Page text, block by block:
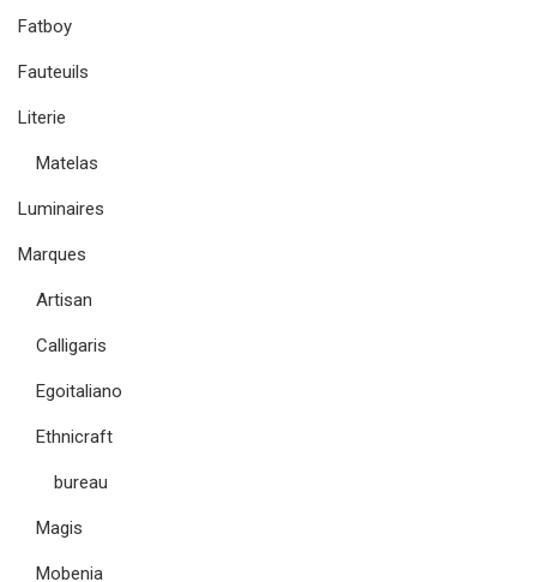
Fatboy
Fauteuils
Literie
Matelas
Luminaires
Marques
Artisan
Calligaris
Egoitaliano
Ethnicraft
bureau
Magis
Mobenia